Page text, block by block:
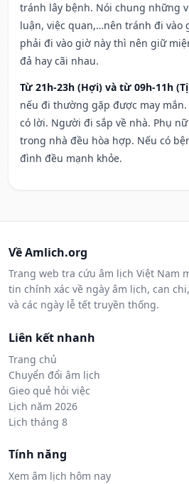
tránh lây bệnh. Nói chung những
luận, việc quan,…nên tránh đi vào
phải đi vào giờ này thì nên giữ
đả hay cãi nhau.
Từ 21h-23h (Hợi) và từ 09h-11h
nếu đi thường gặp được may
có lời. Người đi sắp về nhà. Phụ
trong nhà đều hòa hợp. Nếu có
đình đều mạnh khỏe.
Về Amlich.org
Trang web tra cứu âm lịch Việt Nam
tin chính xác về ngày âm lịch, can
và các ngày lễ tết truyền thống.
Liên kết nhanh
Trang chủ
Chuyển đổi âm lịch
Gieo quẻ hỏi việc
Lịch năm 2026
Lịch tháng 8
Tính năng
Xem âm lịch hôm nay